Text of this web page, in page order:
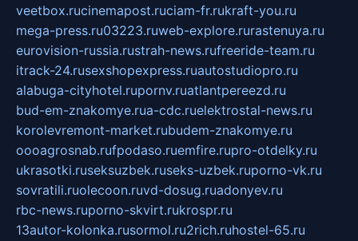
veetbox.rucinemapost.ruciam-fr.rukraft-you.ru
mega-press.ru03223.ruweb-explore.rurastenuya.ru
eurovision-russia.rustrah-news.rufreeride-team.ru
itrack-24.rusexshopexpress.ruautostudiopro.ru
alabuga-cityhotel.rupornv.ruatlantpereezd.ru
bud-em-znakomye.rua-cdc.ruelektrostal-news.ru
korolevremont-market.rubudem-znakomye.ru
oooagrosnab.rufpodaso.ruemfire.rupro-otdelky.ru
ukrasotki.ruseksuzbek.ruseks-uzbek.ruporno-vk.ru
sovratili.ruolecoon.ruvd-dosug.ruadonyev.ru
rbc-news.ruporno-skvirt.rukrospr.ru
13autor-kolonka.rusormol.ru2rich.ruhostel-65.ru